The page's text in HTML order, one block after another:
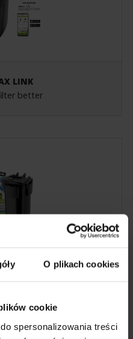
O plikach cookies
cookie
spersonalizowania treści
LINK
better